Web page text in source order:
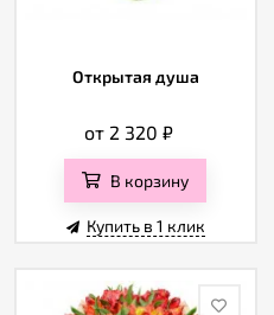
Открытая душа
от 2 320 ₽
В корзину
Купить в 1 клик